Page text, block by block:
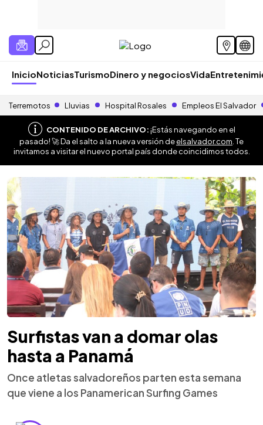
InicioNoticiasTurismoDinero y negociosVida
Terremotos Lluvias Hospital Rosales Empleos El Salvador
CONTENIDO DE ARCHIVO:¡Estás navegando en el
pasado! 🚀 Da el salto a la nueva versión deelsalvador.com . Te
invitamos a visitar el nuevo portal país donde coincidimos todos.
Surfistas van a domar olas
hasta a Panamá
Once atletas salvadoreños parten esta semana
que viene a los Panamerican Surfing Games